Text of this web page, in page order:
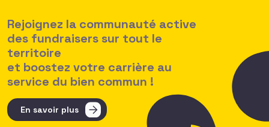
Rejoignez la communauté active
des fundraisers sur tout le
territoire
et boostez votre carrière au
service du bien commun !
En savoir plus